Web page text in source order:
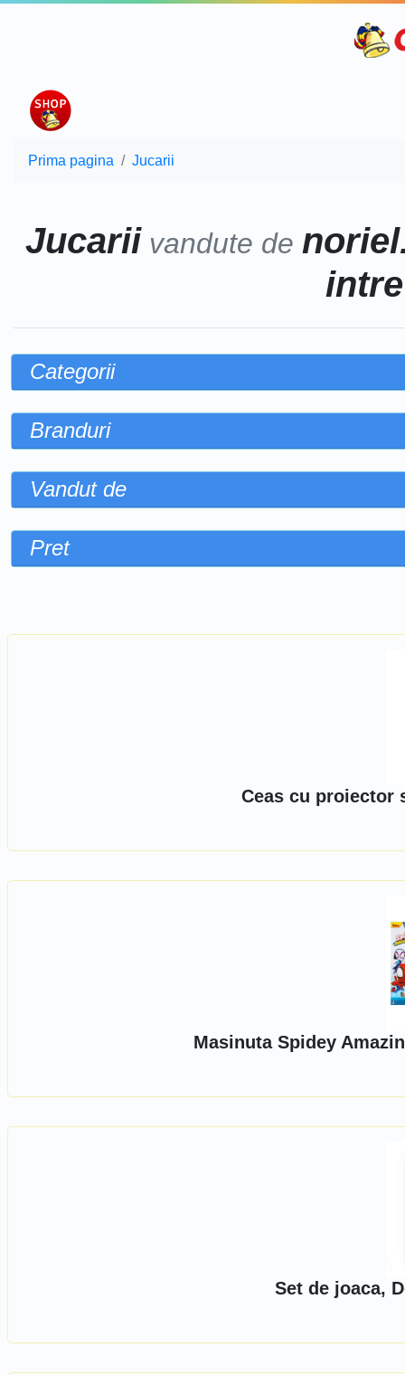
Prima pagina Jucarii
Jucarii vandute de
Categorii
Branduri
Vandut de
Pret
Ceas cu proiector
Masinuta Spidey
Set de joaca,